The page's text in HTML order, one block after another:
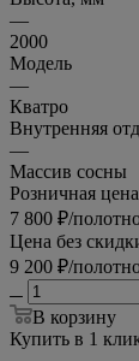
—
2000
Модель
—
Кватро
Внутренняя
—
Массив сосны
Розничная цена
7 800 ₽/
Цена без
9 200 ₽/
В корзину
Купить в 1